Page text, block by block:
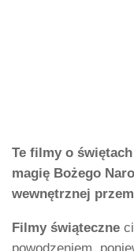
Te filmy o
magię Bożego
wewnętrznej
Filmy świąteczne